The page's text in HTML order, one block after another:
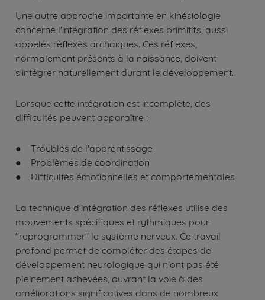
Une autre approche importante en kinésiologie
concerne l'intégration des réflexes primitifs, aussi
appelés réflexes archaïques. Ces réflexes,
normalement présents à la naissance, doivent
s'intégrer naturellement durant le développement.
Lorsque cette intégration est incomplète, des
difficultés peuvent apparaître :
● Troubles de l'apprentissage
● Problèmes de coordination
● Difficultés émotionnelles et comportementales
La technique d'intégration des réflexes utilise des
mouvements spécifiques et rythmiques pour
"reprogrammer" le système nerveux. Ce travail
profond permet de compléter des étapes de
développement neurologique qui n'ont pas été
pleinement achevées, ouvrant la voie à des
améliorations significatives dans de nombreux